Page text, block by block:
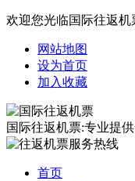
欢迎您光临国际往返机
网站地图
设为首页
加入收藏
国际往返机票:专业提
首页